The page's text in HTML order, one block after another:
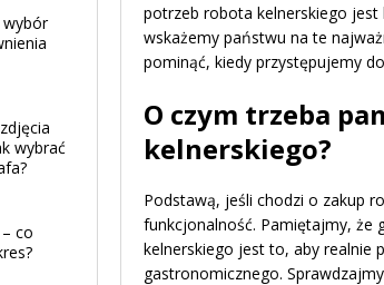
potrzeb robota kelnerskiego jest
wskażemy państwu na te
pominąć, kiedy przystępujemy
O czym trzeba
kelnerskiego?
Podstawą, jeśli chodzi o zakup
funkcjonalność. Pamiętajmy, że
kelnerskiego jest to, aby realnie
gastronomicznego.
wybór
wybrać
co